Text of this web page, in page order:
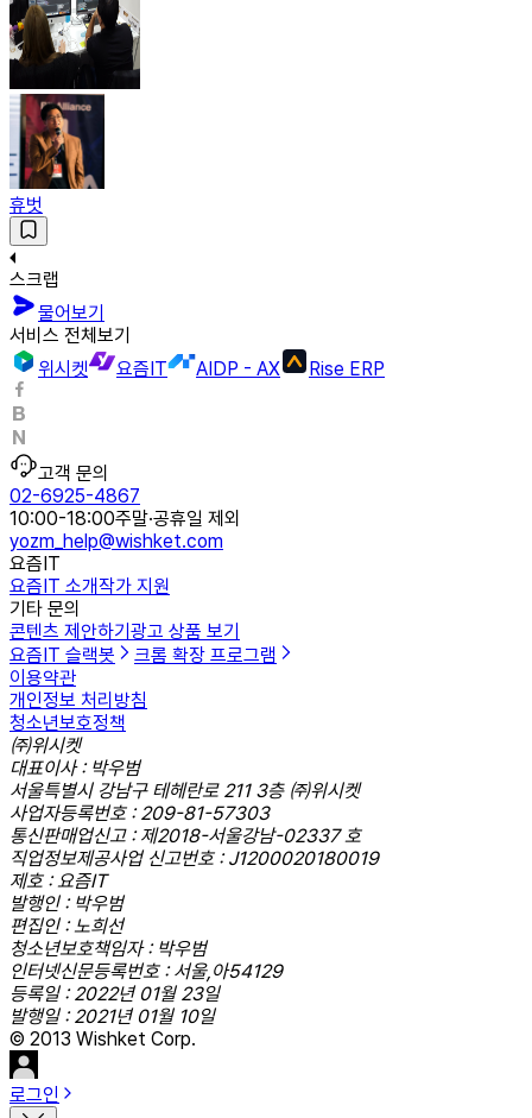
휴벗
스크랩
물어보기
서비스 전체보기
위시켓
요즘IT AIDP - AX Rise ERP
고객 문의
02-6925-4867
10:00-18:00주말·공휴일 제외
yozm_help@wishket.com
요즘IT
요즘IT 소개작가 지원
기타 문의
콘텐츠 제안하기 광고 상품 보기
요즘IT 슬랙봇
크롬 확장 프로그램
이용약관
개인정보 처리방침
청소년보호정책
㈜위시켓
대표이사 : 박우범
서울특별시 강남구 테헤란로 211 3층 ㈜위시켓
사업자등록번호 : 209-81-57303
통신판매업신고 : 제2018-서울강남-02337 호
직업정보제공사업 신고번호 : J1200020180019
제호 : 요즘IT
발행인 : 박우범
편집인 : 노희선
청소년보호책임자 : 박우범
인터넷신문등록번호 : 서울,아54129
등록일 : 2022년 01월 23일
발행일 : 2021년 01월 10일
© 2013 Wishket Corp.
로그인